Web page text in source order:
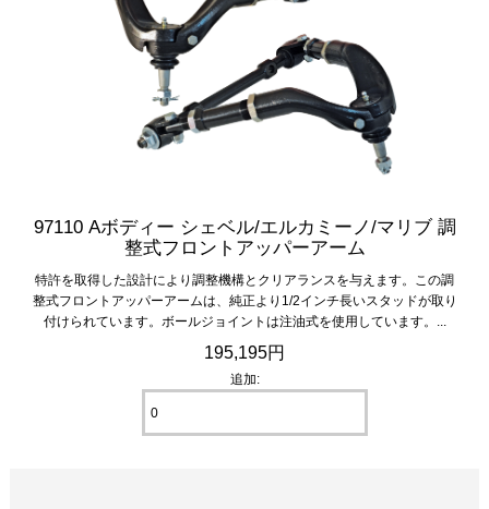
97110 Aボディー シェベル/エルカミーノ/マリブ 調
整式フロントアッパーアーム
特許を取得した設計により調整機構とクリアランスを与えます。この調
整式フロントアッパーアームは、純正より1/2インチ長いスタッドが取り
付けられています。ボールジョイントは注油式を使用しています。...
195,195円
追加: